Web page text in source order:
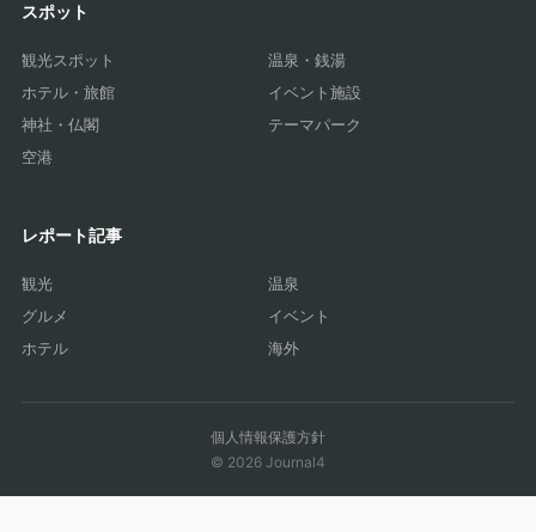
スポット
観光スポット
温泉・銭湯
ホテル・旅館
イベント施設
神社・仏閣
テーマパーク
空港
レポート記事
観光
温泉
グルメ
イベント
ホテル
海外
個人情報保護方針
© 2026 Journal4